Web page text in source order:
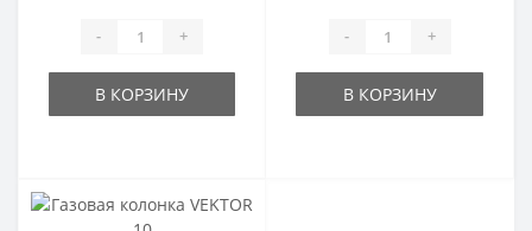
- +
В КОРЗИНУ
- +
В КОРЗИНУ